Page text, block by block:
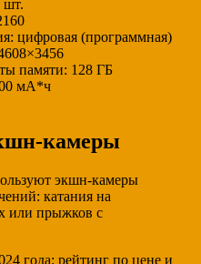
шт.
цифровая (программная)
памяти: 128 ГБ
мА*ч
камеры
экшн-камеры
катания на
или прыжков с